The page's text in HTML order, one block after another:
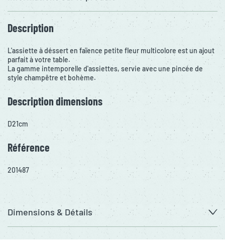
Description
L'assiette à déssert en faïence petite fleur multicolore est un ajout
parfait à votre table.
La gamme intemporelle d'assiettes, servie avec une pincée de
style champêtre et bohème.
Description dimensions
D21cm
Référence
201487
Dimensions & Détails